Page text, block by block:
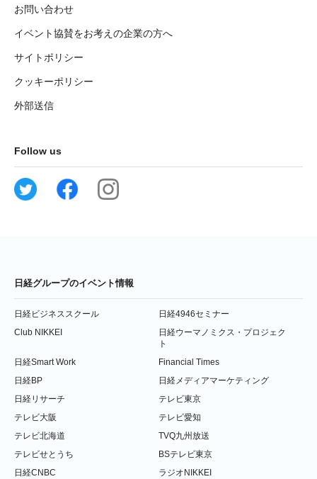
お問い合わせ
イベント協賛をお考えの企業の方へ
サイトポリシー
クッキーポリシー
外部送信
Follow us
日経グループのイベント情報
日経ビジネススクール
日経4946セミナー
Club NIKKEI
日経ウーマノミクス・プロジェク
ト
日経Smart Work
Financial Times
日経BP
日経メディアマーケティング
日経リサーチ
テレビ東京
テレビ大阪
テレビ愛知
テレビ北海道
TVQ九州放送
テレビせとうち
BSテレビ東京
日経CNBC
ラジオNIKKEI